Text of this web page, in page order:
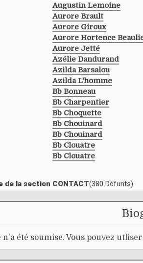
Augustin Lemoine
Aurore Brault
Aurore Giroux
Aurore Hortence
Aurore Jetté
Azélie Dandurand
Azilda Barsalou
Azilda L'homme
Bb Bonneau
Bb Charpentier
Bb Choquette
Bb Chouinard
Bb Chouinard
Bb Clouâtre
Bb Clouâtre
la section CONTACT(380 Défunts)
été soumise. Vous pouvez